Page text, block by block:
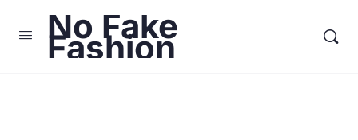
No Fake
Fashion